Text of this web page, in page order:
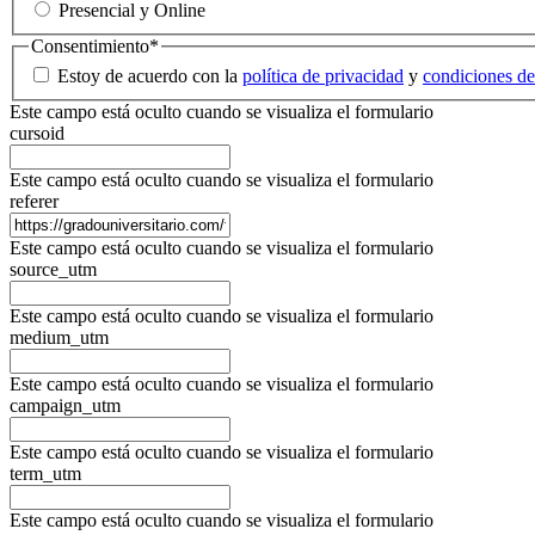
Presencial y Online
Consentimiento*
Estoy de acuerdo con la política de privacidad y condiciones
Este campo está oculto cuando se visualiza el formulario
cursoid
Este campo está oculto cuando se visualiza el formulario
referer
Este campo está oculto cuando se visualiza el formulario
source_utm
Este campo está oculto cuando se visualiza el formulario
medium_utm
Este campo está oculto cuando se visualiza el formulario
campaign_utm
Este campo está oculto cuando se visualiza el formulario
term_utm
Este campo está oculto cuando se visualiza el formulario